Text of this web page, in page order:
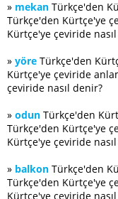
» mekan Türkçe'den
Türkçe'den Kürtçe'ye
Kürtçe'ye çeviride
» yöre Türkçe'den
Kürtçe'ye çeviride
çeviride nasıl denir?
» odun Türkçe'den
Türkçe'den Kürtçe'ye
Kürtçe'ye çeviride
» balkon Türkçe'den
Türkçe'den Kürtçe'ye
Kürtçe'ye çeviride